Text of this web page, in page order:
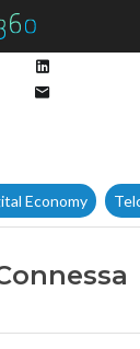
Economy